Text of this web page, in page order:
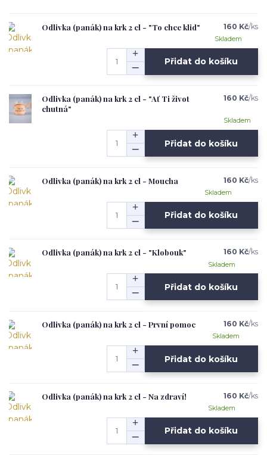
Odlivka (panák) na krk 2 cl - "To chce klid" 160 Kč/ks
Skladem
Přidat do košíku
Odlivka (panák) na krk 2 cl - "Ať Ti život
chutná"
160 Kč/ks
Skladem
Přidat do košíku
Odlivka (panák) na krk 2 cl - Moucha 160 Kč/ks
Skladem
Přidat do košíku
Odlivka (panák) na krk 2 cl - "Klobouk" 160 Kč/ks
Skladem
Přidat do košíku
Odlivka (panák) na krk 2 cl - První pomoc 160 Kč/ks
Skladem
Přidat do košíku
Odlivka (panák) na krk 2 cl - Na zdraví! 160 Kč/ks
Skladem
Přidat do košíku